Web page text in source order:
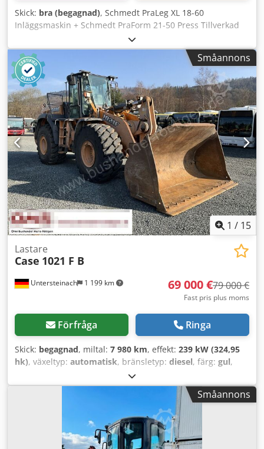
Skick: bra (begagnad), Schmedt PraLeg XL 18-60
Inläggsmaskin + Schmedt PraForm 21-50 Press Tillverkad
2022. Schmedt PraLeg XL 18-60 Bokupphängare Maskinen
är i gott skick och klar för drift. Maskinen hänger in en
bokblock i ett förberett hårdband. Två limverk, steglös
justering av limtjockleken. Format: Blockhöjd: 80 – 450 mm
Blockbredd: 110 – 450 mm Blocktjocklek: 2 – 80 mm
Kapacitet: ca 200 – 300 st/h Elanslutning: 230V Vikt: 300 kg
Tillverkad i Tyskland. Schmedt PraForm 21-50 Bokpress
Bokpress med spårfräs. Crjdpozdazbefx Agxof Tillverkad av
Schmedt, Tyskland. Maskinen är i mycket gott skick och
redo för produktion. Tekniska specifikationer: Max format:
420 x 520 x 100 mm Vikt: 220 kg Elanslutning: 230 V +
tryckluft. Priset avser setet med båda maskinerna.
Småannons
1 / 15
Untersteinach 1 199 km
Lastare
Case 1021 F B
69 000 €79 000 €
Fast pris plus moms
Förfråga Ringa
Skick: begagnad, miltal: 7 980 km, effekt: 239 kW (324,95
hk), växeltyp: automatisk, bränsletyp: diesel, färg: gul,
, Tillverkningsår:
Utrustning:luftkonditionering, = Fler alternativ och
tillbehör = - Luftkonditionering - Radio - Servostyrning -
Solskyddslucka = Kommentarer = Crsdoy Hu U Aepfx Agxjf
+++Vikt: 24 000 kg km/h+++ +++4x4+++ +++Däck 26,5xR25
90%+++ +++Arbetsstrålkastare+++
Småannons